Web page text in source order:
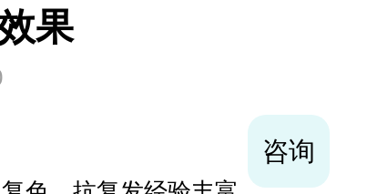
果